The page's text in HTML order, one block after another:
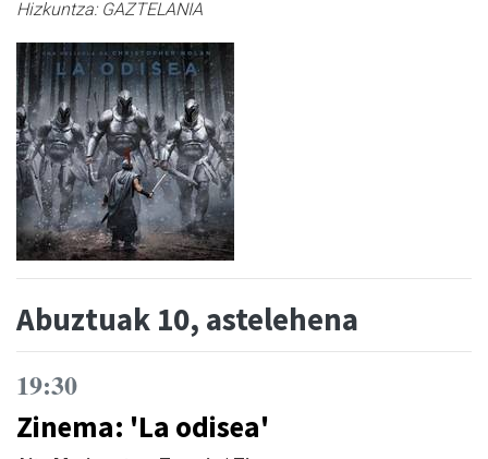
Hizkuntza: GAZTELANIA
Abuztuak 10, astelehena
19:30
Zinema: 'La odisea'